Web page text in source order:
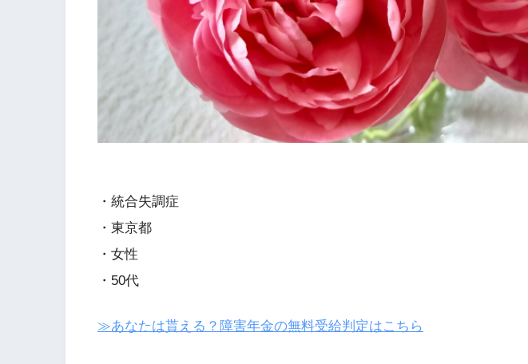
・統合失調症
・東京都
・女性
・50代
≫あなたは貰える？障害年金の無料受給判定はこちら